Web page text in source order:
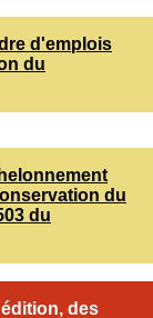
d'emplois
du
du
du
des